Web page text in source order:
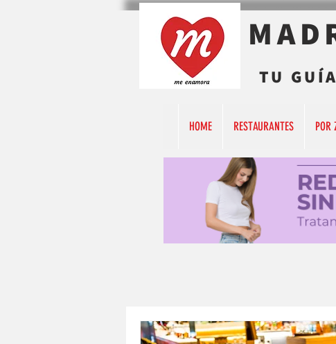
TU
HOME RESTAURANTES POR